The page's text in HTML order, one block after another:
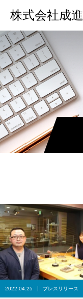
株式会社成進
2022.04.25 プレスリリース